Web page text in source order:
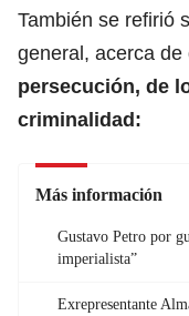
También se refirió
general, acerca de
persecución, de
criminalidad:
Más información
Gustavo Petro por
imperialista”
Exrepresentante